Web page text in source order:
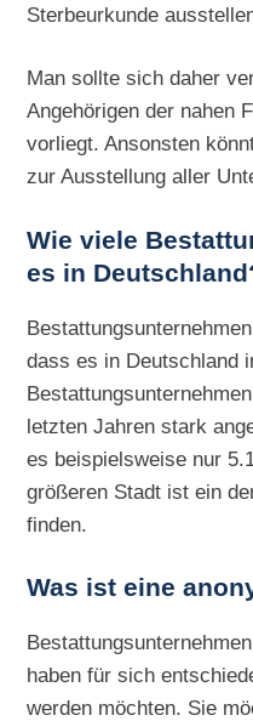
Sterbeurkunde
Man sollte sich daher
Angehörigen der nahen
vorliegt. Ansonsten
zur Ausstellung aller
Wie viele
es in
dass es in Deutschland
letzten Jahren stark
es beispielsweise nur
größeren Stadt ist ein
finden.
Was ist eine
haben für sich
werden möchten. Sie